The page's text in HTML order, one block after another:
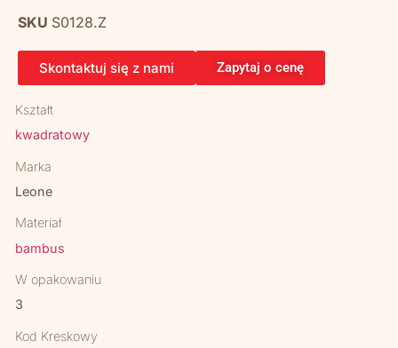
SKU S0128.Z
Skontaktuj się z nami Zapytaj o cenę
Kształt
kwadratowy
Marka
Leone
Materiał
bambus
W opakowaniu
3
Kod Kreskowy